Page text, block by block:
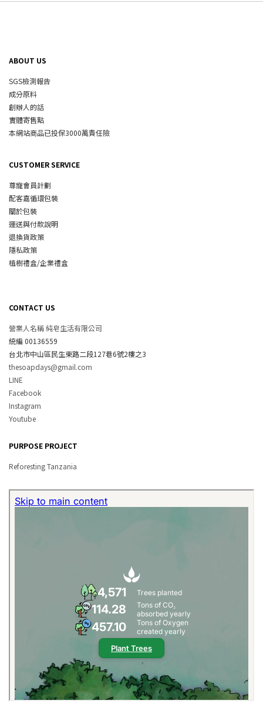
ABOUT US
SGS檢測報告
成分原料
創辦人的話
實體寄售點
本網站商品已投保3000萬責任險
CUSTOMER SERVICE
尊寵會員計劃
配客嘉循環包裝
關於包裝
運送與付款說明
退換貨政策
隱私政策
植樹禮盒/企業禮盒
CONTACT US
營業人名稱 純皂生活有限公司
統編 00136559
台北市中山區民生東路二段127巷6號2樓之3
thesoapdays@gmail.com
LINE
Facebook
Instagram
Youtube
PURPOSE PROJECT
Reforesting Tanzania